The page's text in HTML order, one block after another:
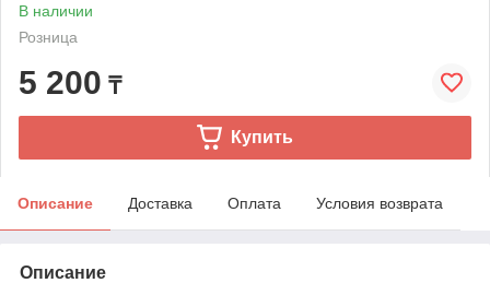
В наличии
Розница
5 200 ₸
Купить
Описание Доставка Оплата Условия возврата
Описание